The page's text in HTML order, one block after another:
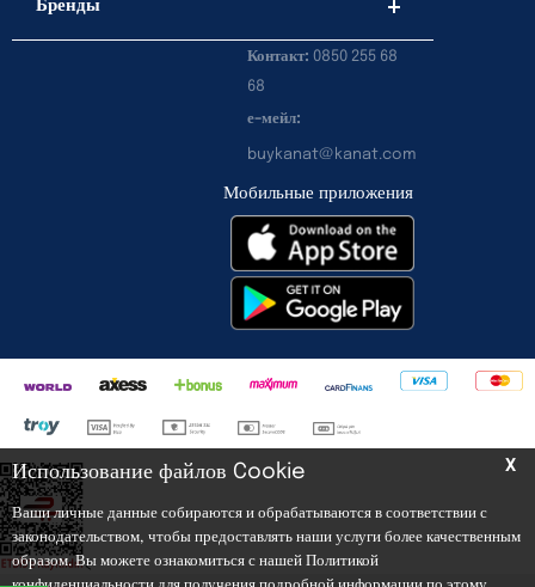
X
Использование файлов Cookie
Ваши личные данные собираются и обрабатываются в соответствии с
законодательством, чтобы предоставлять наши услуги более качественным
образом. Вы можете ознакомиться с нашей Политикой
Бренды
Контакт: 0850 255 68
68
е-мейл:
buykanat@kanat.com
Мобильные приложения
<